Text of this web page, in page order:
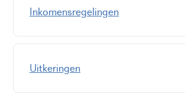
Inkomensregelingen
Uitkeringen